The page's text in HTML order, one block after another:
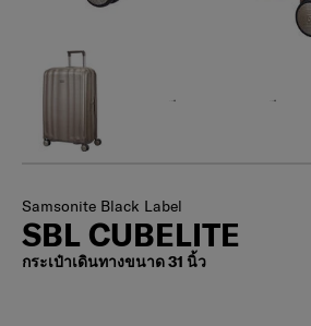
Samsonite Black Label
SBL CUBELITE
กระเป๋าเดินทางขนาด 31 นิ้ว